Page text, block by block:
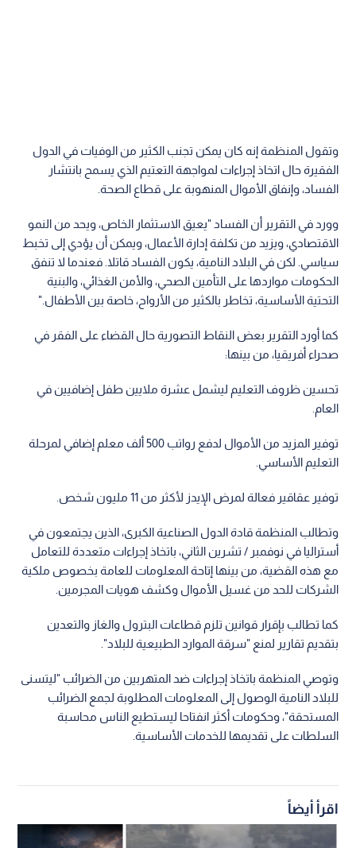
وتقول المنظمة إنه كان يمكن تجنب الكثير من الوفيات في الدول
الفقيرة حال اتخاذ إجراءات لمواجهة التعتيم الذي يسمح بانتشار
الفساد، وإنفاق الأموال المنهوبة على قطاع الصحة.
وورد في التقرير أن الفساد "يعيق الاستثمار الخاص، ويحد من النمو
الاقتصادي، ويزيد من تكلفة إدارة الأعمال، ويمكن أن يؤدي إلى تخبط
سياسي. لكن في البلاد النامية، يكون الفساد قاتلا. فعندما لا تنفق
الحكومات مواردها على التأمين الصحي، والأمن الغذائي، والبنية
التحتية الأساسية، تخاطر بالكثير من الأرواح، خاصة بين الأطفال."
كما أورد التقرير بعض النقاط التصورية حال القضاء على الفقر في
صحراء أفريقيا، من بينها:
تحسين ظروف التعليم ليشمل عشرة ملايين طفل إضافيين في
العام.
توفير المزيد من الأموال لدفع رواتب 500 ألف معلم إضافي لمرحلة
التعليم الأساسي.
توفير عقاقير فعالة لمرض الإيدز لأكثر من 11 مليون شخص.
وتطالب المنظمة قادة الدول الصناعية الكبرى، الذين يجتمعون في
أستراليا في نوفمبر / تشرين الثاني، باتخاذ إجراءات متعددة للتعامل
مع هذه القضية، من بينها إتاحة المعلومات للعامة بخصوص ملكية
الشركات للحد من غسيل الأموال وكشف هويات المجرمين.
كما تطالب بإقرار قوانين تلزم قطاعات البترول والغاز والتعدين
بتقديم تقارير لمنع "سرقة الموارد الطبيعية للبلاد".
وتوصي المنظمة باتخاذ إجراءات ضد المتهربين من الضرائب "ليتسنى
للبلاد النامية الوصول إلى المعلومات المطلوبة لجمع الضرائب
المستحقة"، وحكومات أكثر انفتاحا ليستطيع الناس محاسبة
السلطات على تقديمها للخدمات الأساسية.
اقرأ أيضاً